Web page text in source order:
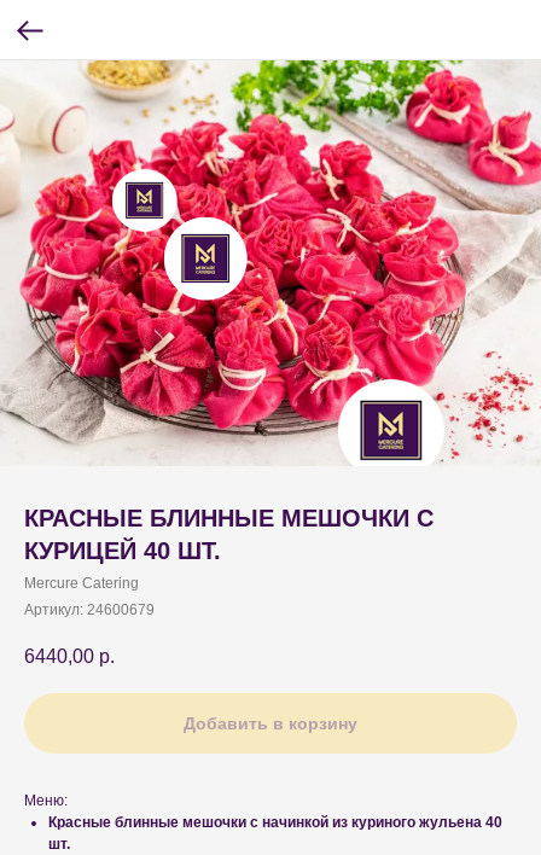
КРАСНЫЕ БЛИННЫЕ МЕШОЧКИ С
КУРИЦЕЙ 40 ШТ.
Mercure Catering
Артикул: 24600679
6440,00 р.
Добавить в корзину
Меню:
Красные блинные мешочки с начинкой из куриного жульена 40
шт.